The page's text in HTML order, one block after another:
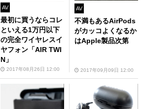
AV
最初に買うならコレ
といえる1万円以下
の完全ワイヤレスイ
ヤフォン「AIR TWI
N」
2017年08月26日 12:00
AV
不満もあるAirPods
がカッコよくなるか
はApple製品次第
2017年09月09日 12:00